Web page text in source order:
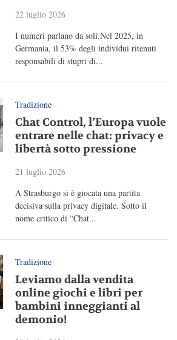
22 luglio 2026
I numeri parlano da soli.Nel 2025, in
Germania, il 53% degli individui ritenuti
responsabili di stupri di...
Tradizione
Chat Control, l’Europa vuole
entrare nelle chat: privacy e
libertà sotto pressione
21 luglio 2026
A Strasburgo si è giocata una partita
decisiva sulla privacy digitale. Sotto il
nome critico di “Chat...
Tradizione
Leviamo dalla vendita
online giochi e libri per
bambini inneggianti al
demonio!